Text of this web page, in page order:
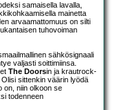
samaisella lavalla,
mainetta
arvaamattomuus on silti
tuhovoiman
sähkösignaali
valjasti soittimiinsa.
The Doorsin ja krautrock-
sittenkin väärin lyödä
on, niin olkoon se
todenneen